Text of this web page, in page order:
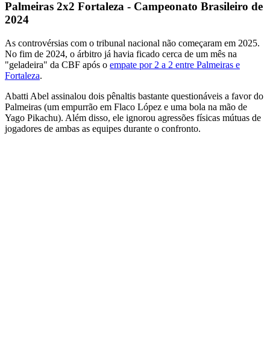
Palmeiras 2x2 Fortaleza - Campeonato Brasileiro de
2024
As controvérsias com o tribunal nacional não começaram em 2025.
No fim de 2024, o árbitro já havia ficado cerca de um mês na
"geladeira" da CBF após o empate por 2 a 2 entre Palmeiras e
Fortaleza.
Abatti Abel assinalou dois pênaltis bastante questionáveis a favor do
Palmeiras (um empurrão em Flaco López e uma bola na mão de
Yago Pikachu). Além disso, ele ignorou agressões físicas mútuas de
jogadores de ambas as equipes durante o confronto.